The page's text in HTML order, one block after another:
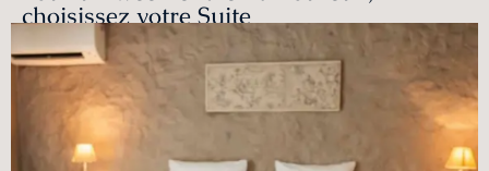
choisissez votre Suite